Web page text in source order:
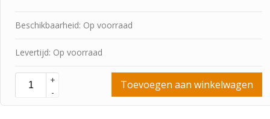
Beschikbaarheid: Op voorraad
Levertijd: Op voorraad
+
-
Toevoegen aan winkelwagen